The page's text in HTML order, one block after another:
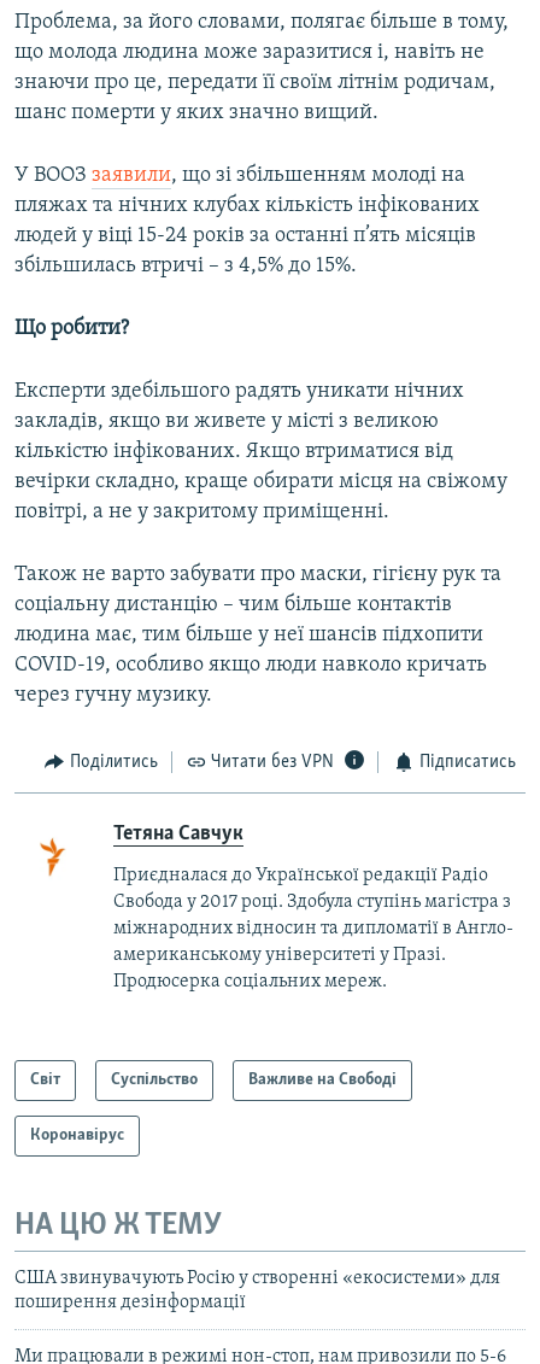
Проблема, за його словами, полягає більше в тому,
що молода людина може заразитися і, навіть не
знаючи про це, передати її своїм літнім родичам,
шанс померти у яких значно вищий.
У ВООЗ заявили, що зі збільшенням молоді на
пляжах та нічних клубах кількість інфікованих
людей у віці 15-24 років за останні п’ять місяців
збільшилась втричі – з 4,5% до 15%.
Що робити?
Експерти здебільшого радять уникати нічних
закладів, якщо ви живете у місті з великою
кількістю інфікованих. Якщо втриматися від
вечірки складно, краще обирати місця на свіжому
повітрі, а не у закритому приміщенні.
Також не варто забувати про маски, гігієну рук та
соціальну дистанцію – чим більше контактів
людина має, тим більше у неї шансів підхопити
COVID-19, особливо якщо люди навколо кричать
через гучну музику.
Поділитись Читати без VPN Підписатись
​Тетяна Савчук
Приєдналася до Української редакції Радіо
Свобода у 2017 році. Здобула ступінь магістра з
міжнародних відносин та дипломатії в Англо-
американському університеті у Празі.
Продюсерка соціальних мереж.
Світ Суспільство Важливе на Свободі
Коронавірус
НА ЦЮ Ж ТЕМУ
США звинувачують Росію у створенні «екосистеми» для
поширення дезінформації
Ми працювали в режимі нон-стоп, нам привозили по 5-6